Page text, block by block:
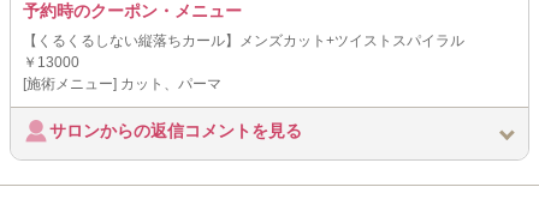
予約時のクーポン・メニュー
【くるくるしない縦落ちカール】メンズカット+ツイストスパイラル
￥13000
[施術メニュー] カット、パーマ
サロンからの返信コメントを見る